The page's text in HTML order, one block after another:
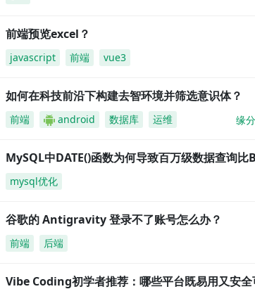
前端预览excel？
javascript 前端 vue3
如何在科技前沿下构建去智环境并筛选意识体？
前端 android 数据库 运维 缘
MySQL中DATE()函数为何导致百万级数据查询比
mysql优化
谷歌的 Antigravity 登录不了账号怎么办？
前端 后端
Vibe Coding初学者推荐：哪些平台既易用又安全